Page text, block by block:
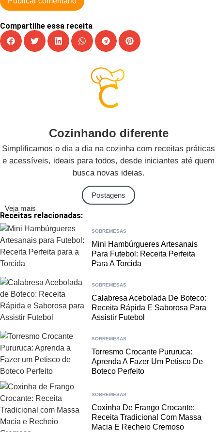
Compartilhe essa receita
Cozinhando diferente
Simplificamos o dia a dia na cozinha com receitas práticas
e acessíveis, ideais para todos, desde iniciantes até quem
busca novas ideias.
Postagens
Veja mais
Receitas relacionadas:
SOBREMESAS
Mini Hambúrgueres Artesanais
Para Futebol: Receita Perfeita
Para A Torcida
SOBREMESAS
Calabresa Acebolada De Boteco:
Receita Rápida E Saborosa Para
Assistir Futebol
SOBREMESAS
Torresmo Crocante Pururuca:
Aprenda A Fazer Um Petisco De
Boteco Perfeito
SOBREMESAS
Coxinha De Frango Crocante:
Receita Tradicional Com Massa
Macia E Recheio Cremoso